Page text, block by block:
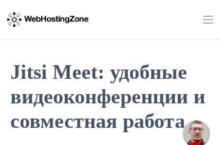
Jitsi Meet: удобные
видеоконференции и
совместная работа